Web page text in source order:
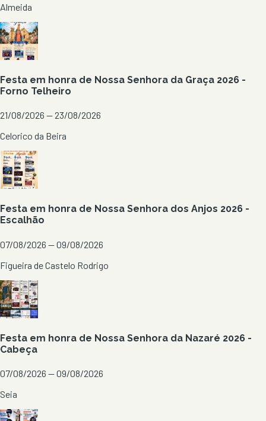
Almeida
Festa em honra de Nossa Senhora da Graça 2026 -
Forno Telheiro
21/08/2026 — 23/08/2026
Celorico da Beira
Festa em honra de Nossa Senhora dos Anjos 2026 -
Escalhão
07/08/2026 — 09/08/2026
Figueira de Castelo Rodrigo
Festa em honra de Nossa Senhora da Nazaré 2026 -
Cabeça
07/08/2026 — 09/08/2026
Seia